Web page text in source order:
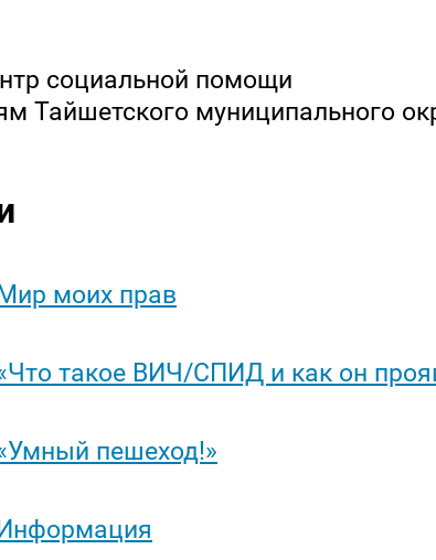
социальной помощи
Тайшетского муниципального
моих прав
такое ВИЧ/СПИД и как он
пешеход!»